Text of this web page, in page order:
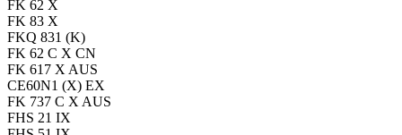
FK 62 X
FK 83 X
FKQ 831 (K)
FK 62 C X CN
FK 617 X AUS
CE60N1 (X) EX
FK 737 C X AUS
FHS 21 IX